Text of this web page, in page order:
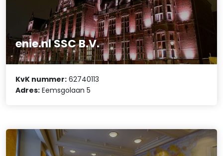
enie.nl SSC B.V.
KvK nummer: 62740113
Adres: Eemsgolaan 5